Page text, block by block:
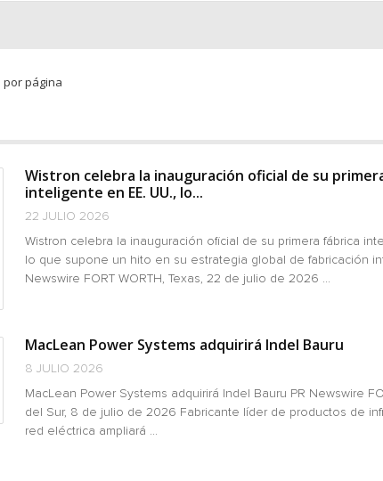
por página
Wistron celebra la inauguración oficial de su
inteligente en EE. UU., lo...
22 JULIO 2026
Wistron celebra la inauguración oficial de su primera fábrica
lo que supone un hito en su estrategia global de fabricación
Newswire FORT WORTH, Texas, 22 de julio de 2026 ...
MacLean Power Systems adquirirá Indel Bauru
8 JULIO 2026
MacLean Power Systems adquirirá Indel Bauru PR Newswire
del Sur, 8 de julio de 2026 Fabricante líder de productos de
red eléctrica ampliará ...